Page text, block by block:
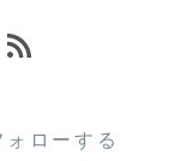
Instagram
ローする